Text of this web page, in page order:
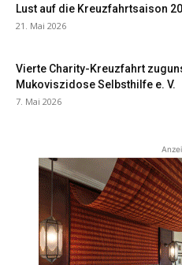
Lust auf die Kreuzfahrtsaison
21. Mai 2026
Vierte Charity-Kreuzfahrt
Mukoviszidose Selbsthilfe e. V.
7. Mai 2026